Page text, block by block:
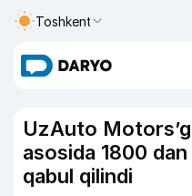
Toshkent
UzAuto
asosida 1800
qabul qilindi